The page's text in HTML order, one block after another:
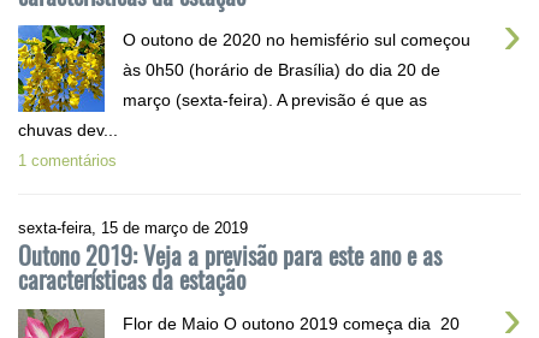
›
O outono de 2020 no hemisfério sul começou
às 0h50 (horário de Brasília) do dia 20 de
março (sexta-feira). A previsão é que as
chuvas dev...
1 comentários
sexta-feira, 15 de março de 2019
Outono 2019: Veja a previsão para este ano e as
características da estação
›
Flor de Maio O outono 2019 começa dia 20